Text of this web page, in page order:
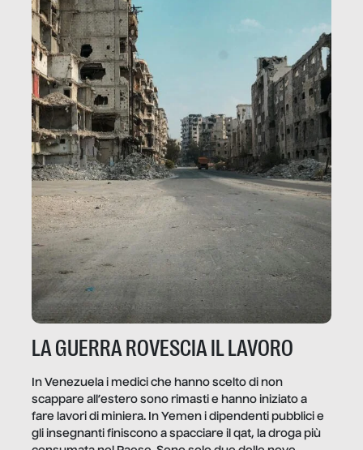
LA GUERRA ROVESCIA IL LAVORO
In Venezuela i medici che hanno scelto di non
scappare all’estero sono rimasti e hanno iniziato a
fare lavori di miniera. In Yemen i dipendenti pubblici e
gli insegnanti finiscono a spacciare il qat, la droga più